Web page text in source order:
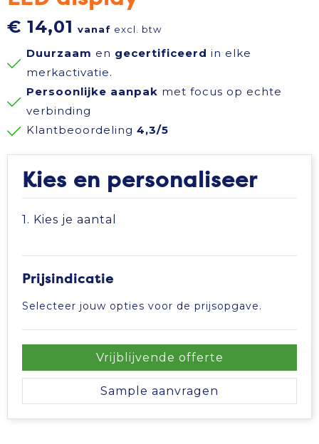
Reisbenodigdheden
Schrijfwaren
Sinterklaas
Sleutelhangers en Lanyards
Snoepgoed
Veiligheid, Auto en Fiets
Waterflesjes
Reflecterende polo's
Reflecterende vesten
Regenkleding
Schoenen
Schorten en Sloven
Veiligheidssignalering en Verlichting
Gehoorbescherming
Schoenen
Sweaters
T-Shirts
Vesten
Gilets
Koeltassen en Koelboxen
Koffers en Trolleys
Laptop hoezen en tassen
Lunchtassen
Matrozentassen
Papieren tassen
Promotietassen
€ 14,01 vanaf excl. btw
Duurzaam en gecertificeerd in elke
merkactivatie.
Persoonlijke aanpak met focus op echte
verbinding
Klantbeoordeling 4,3/5
Kies en personaliseer
1. Kies je aantal
Prijsindicatie
Selecteer jouw opties voor de prijsopgave.
Vrijblijvende offerte
Sample aanvragen